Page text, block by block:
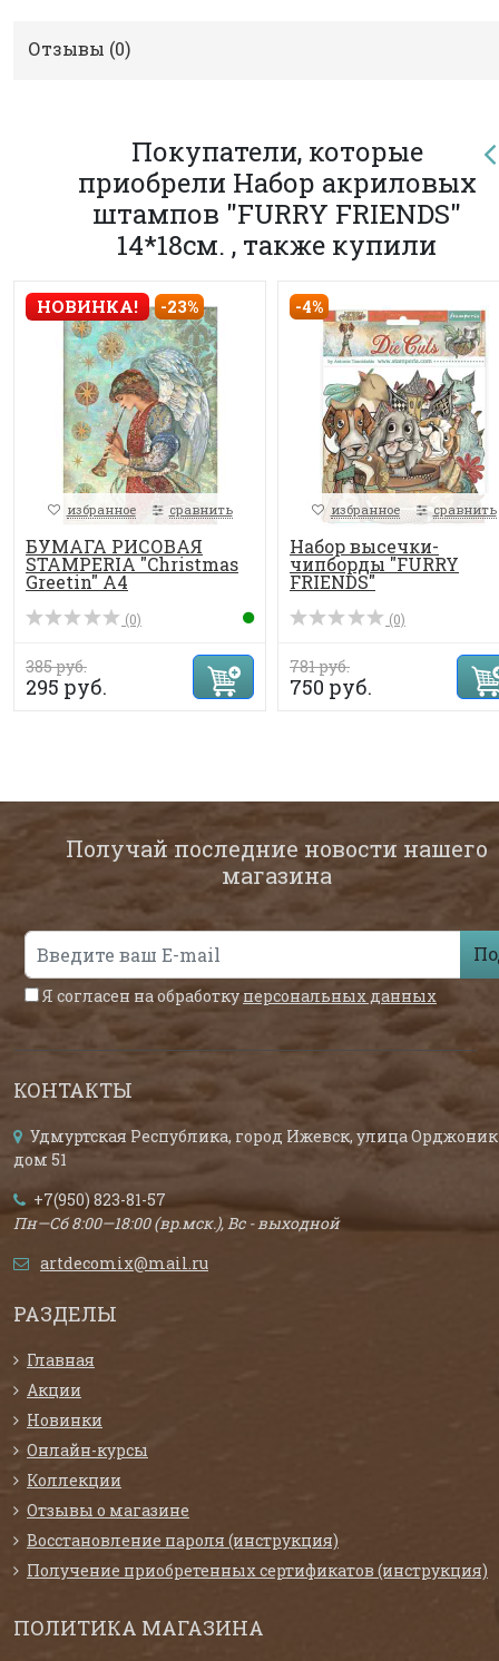
Отзывы (0)
Покупатели, которые
приобрели Набор акриловых
штампов "FURRY FRIENDS"
14*18см. , также купили
НОВИНКА! -23%
избранное сравнить
БУМАГА РИСОВАЯ
STAMPERIA "Christmas
Greetin" А4
(0)
385 руб.
295 руб.
-4%
избранное сравнить
Набор высечки-
чипборды "FURRY
FRIENDS"
(0)
781 руб.
750 руб.
Получай последние новости нашего
магазина
Я согласен на обработку персональных данных
КОНТАКТЫ
Удмуртская Республика, город Ижевск, улица
дом 51
+7(950) 823-81-57
Пн—Сб 8:00—18:00 (вр.мск.), Вс - выходной
artdecomix@mail.ru
РАЗДЕЛЫ
Главная
Акции
Новинки
Онлайн-курсы
Коллекции
Отзывы о магазине
Восстановление пароля (инструкция)
Получение приобретенных сертификатов (инструкция)
ПОЛИТИКА МАГАЗИНА